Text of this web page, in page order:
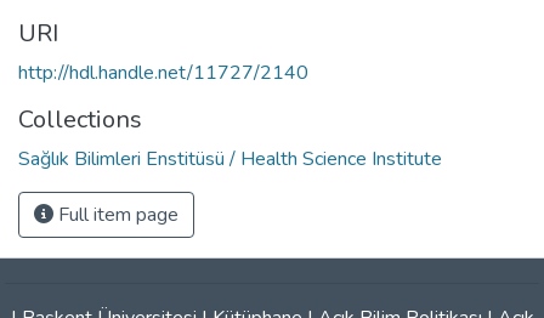
URI
http://hdl.handle.net/11727/2140
Collections
Sağlık Bilimleri Enstitüsü / Health Science Institute
Full item page